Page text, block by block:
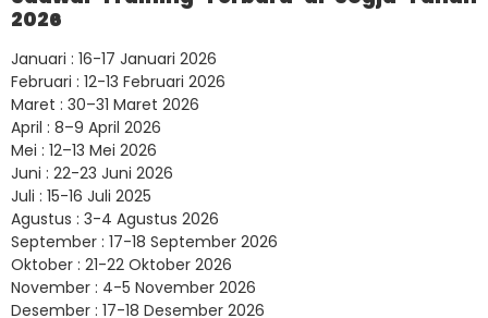
2026
Januari : 16-17 Januari 2026
Februari : 12-13 Februari 2026
Maret : 30–31 Maret 2026
April : 8–9 April 2026
Mei : 12–13 Mei 2026
Juni : 22-23 Juni 2026
Juli : 15-16 Juli 2025
Agustus : 3-4 Agustus 2026
September : 17-18 September 2026
Oktober : 21-22 Oktober 2026
November : 4-5 November 2026
Desember : 17-18 Desember 2026